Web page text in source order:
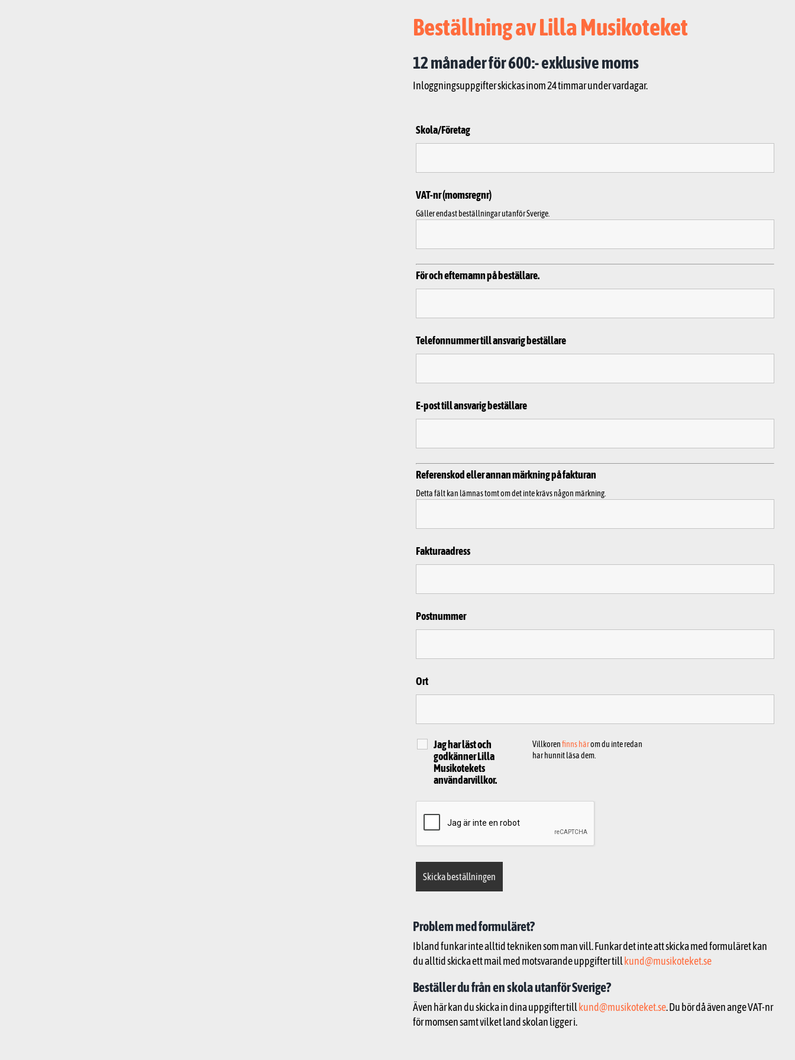
Beställning av Lilla Musikoteket
12 månader för 600:- exklusive moms
Inloggningsuppgifter skickas inom 24 timmar under vardagar.
Skola/Företag
VAT-nr (momsregnr)
Gäller endast beställningar utanför Sverige.
För och efternamn på beställare.
Telefonnummer till ansvarig beställare
E-post till ansvarig beställare
Referenskod eller annan märkning på fakturan
Detta fält kan lämnas tomt om det inte krävs någon märkning.
Fakturaadress
Postnummer
Ort
Jag har läst och
godkänner Lilla
Musikotekets
användarvillkor.
Villkorenfinns härom du inte redan
har hunnit läsa dem.
Problem med formuläret?
Ibland funkar inte alltid tekniken som man vill. Funkar det inte att skicka med formuläret kan
du alltid skicka ett mail med motsvarande uppgifter tillkund@musikoteket.se
Beställer du från en skola utanför Sverige?
Även här kan du skicka in dina uppgifter tillkund@musikoteket.se. Du bör då även ange VAT-nr
för momsen samt vilket land skolan ligger i.